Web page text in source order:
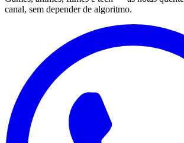
canal, sem depender de algoritmo.